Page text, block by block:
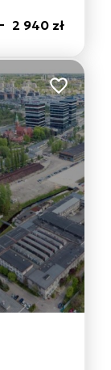
2 940 zł
Dodaj do